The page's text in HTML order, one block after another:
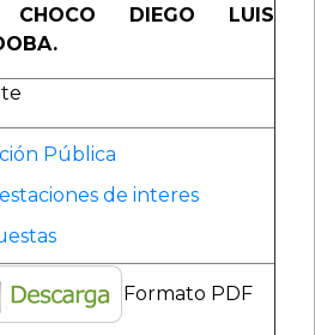
CHOCO DIEGO LUIS
Pública
de interes
Formato PDF